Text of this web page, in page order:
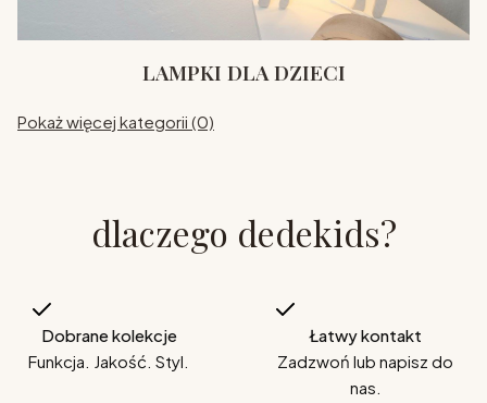
LAMPKI DLA DZIECI
Pokaż więcej kategorii (0)
dlaczego dedekids?
Dobrane kolekcje
Funkcja. Jakość. Styl.
Łatwy kontakt
Zadzwoń lub napisz do
nas.